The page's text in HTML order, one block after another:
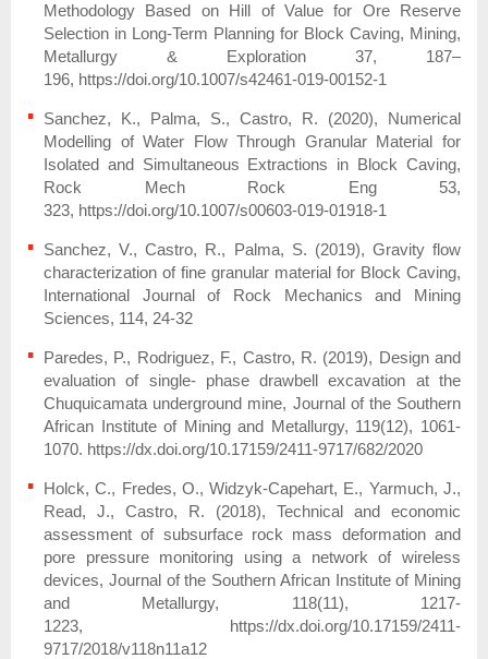
Methodology Based on Hill of Value for Ore Reserve
Selection in Long-Term Planning for Block Caving, Mining,
Metallurgy & Exploration 37, 187–
196, https://doi.org/10.1007/s42461-019-00152-1
Sanchez, K., Palma, S., Castro, R. (2020), Numerical
Modelling of Water Flow Through Granular Material for
Isolated and Simultaneous Extractions in Block Caving,
Rock Mech Rock Eng 53,
323, https://doi.org/10.1007/s00603-019-01918-1
Sanchez, V., Castro, R., Palma, S. (2019), Gravity flow
characterization of fine granular material for Block Caving,
International Journal of Rock Mechanics and Mining
Sciences, 114, 24-32
Paredes, P., Rodriguez, F., Castro, R. (2019), Design and
evaluation of single- phase drawbell excavation at the
Chuquicamata underground mine, Journal of the Southern
African Institute of Mining and Metallurgy, 119(12), 1061-
1070. https://dx.doi.org/10.17159/2411-9717/682/2020
Holck, C., Fredes, O., Widzyk-Capehart, E., Yarmuch, J.,
Read, J., Castro, R. (2018), Technical and economic
assessment of subsurface rock mass deformation and
pore pressure monitoring using a network of wireless
devices, Journal of the Southern African Institute of Mining
and Metallurgy, 118(11), 1217-
1223, https://dx.doi.org/10.17159/2411-
9717/2018/v118n11a12